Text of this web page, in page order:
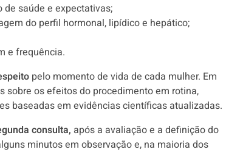
saúde e expectativas;
do perfil hormonal, lipídico e hepático;
e frequência.
pelo momento de vida de cada mulher. Em
sobre os efeitos do procedimento em rotina,
baseadas em evidências científicas atualizadas.
consulta, após a avaliação e a definição do
minutos em observação e, na maioria dos